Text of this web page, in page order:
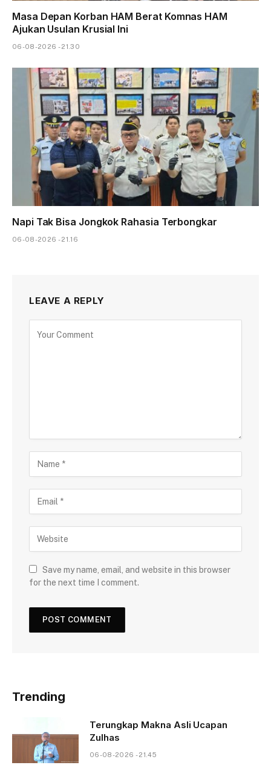
Masa Depan Korban HAM Berat Komnas HAM
Ajukan Usulan Krusial Ini
06-08-2026 - 21.30
Napi Tak Bisa Jongkok Rahasia Terbongkar
06-08-2026 - 21.16
LEAVE A REPLY
Save my name, email, and website in this browser
for the next time I comment.
Trending
Terungkap Makna Asli Ucapan
Zulhas
06-08-2026 - 21.45